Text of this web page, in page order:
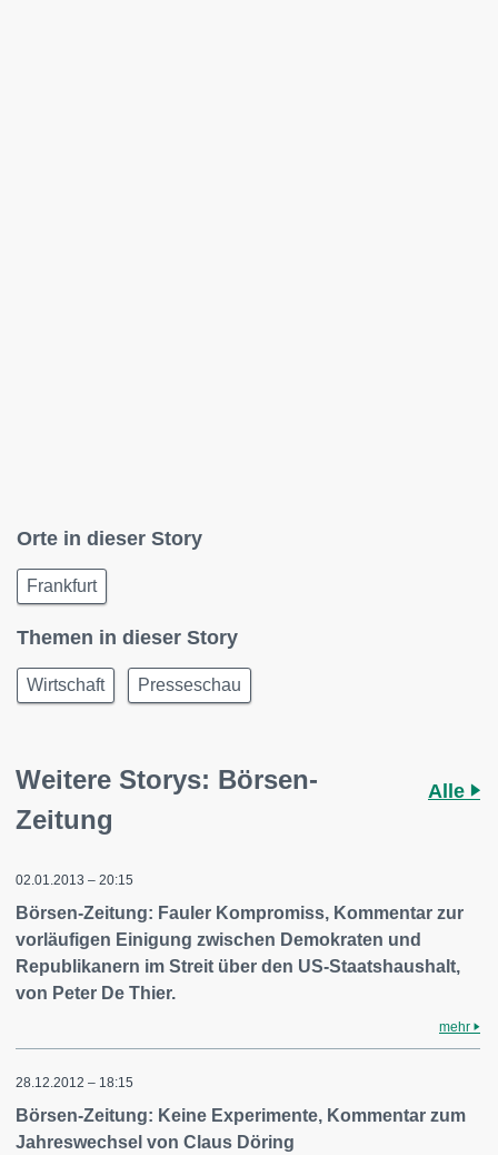
Orte in dieser Story
Frankfurt
Themen in dieser Story
Wirtschaft Presseschau
Weitere Storys: Börsen-
Zeitung
Alle
02.01.2013 – 20:15
Börsen-Zeitung: Fauler Kompromiss, Kommentar zur
vorläufigen Einigung zwischen Demokraten und
Republikanern im Streit über den US-Staatshaushalt,
von Peter De Thier.
mehr
28.12.2012 – 18:15
Börsen-Zeitung: Keine Experimente, Kommentar zum
Jahreswechsel von Claus Döring